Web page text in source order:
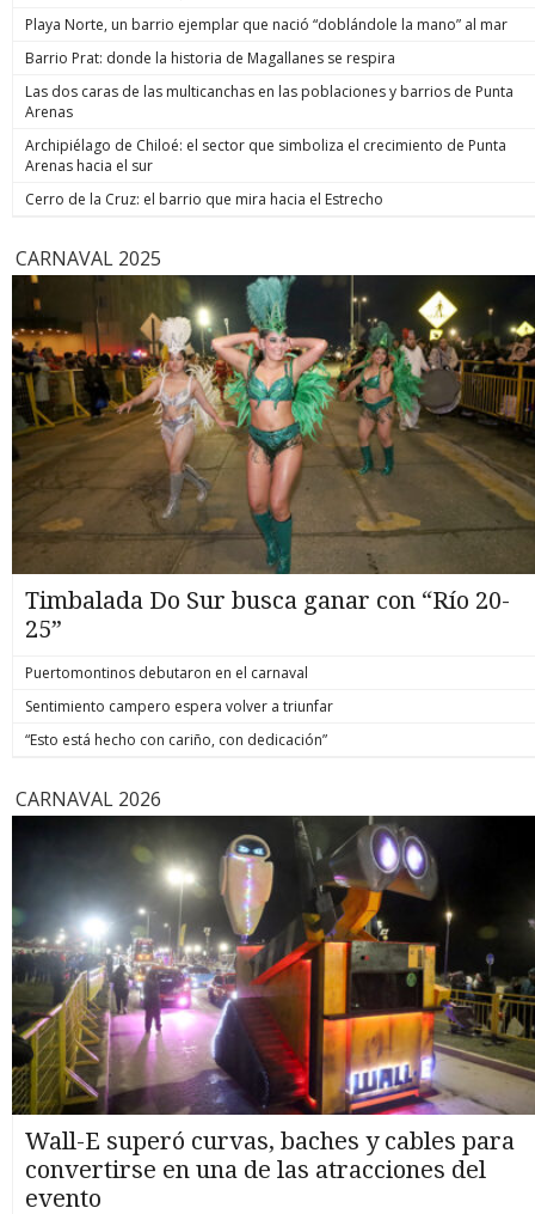
de estos
hoy está
todos los
anunció
Playa Norte, un barrio ejemplar que nació “doblándole la mano” al mar
Barrio Prat: donde la historia de Magallanes se respira
Las dos caras de las multicanchas en las poblaciones y barrios de Punta
Arenas
Archipiélago de Chiloé: el sector que simboliza el crecimiento de Punta
Arenas hacia el sur
Cerro de la Cruz: el barrio que mira hacia el Estrecho
CARNAVAL 2025
Timbalada Do Sur busca ganar con “Río 20-
25”
Puertomontinos debutaron en el carnaval
Sentimiento campero espera volver a triunfar
“Esto está hecho con cariño, con dedicación”
CARNAVAL 2026
Wall-E superó curvas, baches y cables para
convertirse en una de las atracciones del
evento